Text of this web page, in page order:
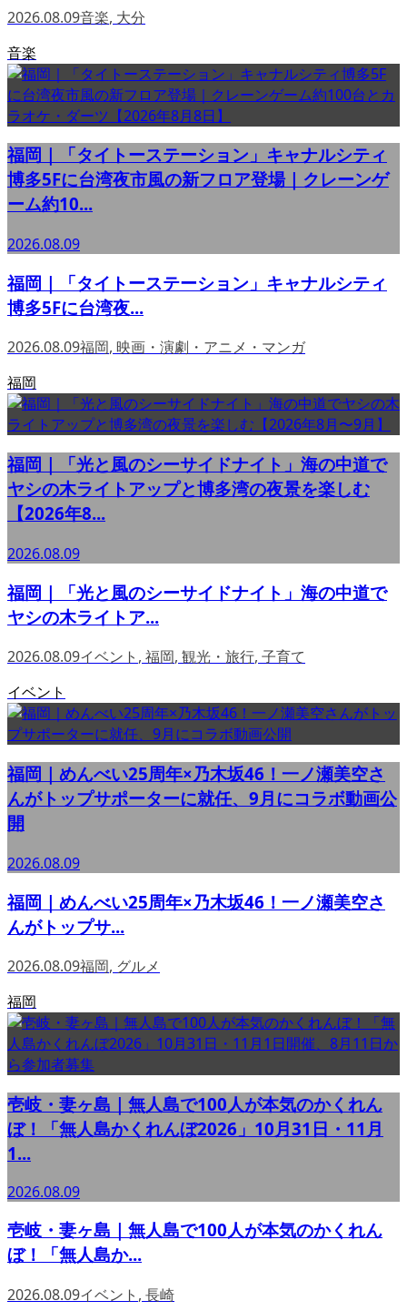
2026.08.09音楽, 大分
音楽
福岡｜「タイトーステーション」キャナルシティ
博多5Fに台湾夜市風の新フロア登場｜クレーンゲ
ーム約10...
2026.08.09
福岡｜「タイトーステーション」キャナルシティ
博多5Fに台湾夜...
2026.08.09福岡, 映画・演劇・アニメ・マンガ
福岡
福岡｜「光と風のシーサイドナイト」海の中道で
ヤシの木ライトアップと博多湾の夜景を楽しむ
【2026年8...
2026.08.09
福岡｜「光と風のシーサイドナイト」海の中道で
ヤシの木ライトア...
2026.08.09イベント , 福岡, 観光・旅行, 子育て
イベント
福岡｜めんべい25周年×乃木坂46！一ノ瀬美空さ
んがトップサポーターに就任、9月にコラボ動画公
開
2026.08.09
福岡｜めんべい25周年×乃木坂46！一ノ瀬美空さ
んがトップサ...
2026.08.09福岡, グルメ
福岡
壱岐・妻ヶ島｜無人島で100人が本気のかくれん
ぼ！「無人島かくれんぼ2026」10月31日・11月
1...
2026.08.09
壱岐・妻ヶ島｜無人島で100人が本気のかくれん
ぼ！「無人島か...
2026.08.09イベント , 長崎